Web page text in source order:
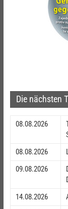
Die nächsten
08.08.2026
08.08.2026
09.08.2026
14.08.2026